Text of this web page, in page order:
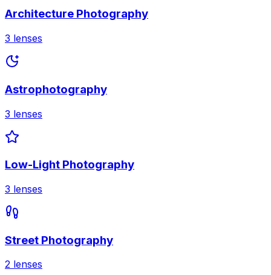
Architecture Photography
3 lenses
Astrophotography
3 lenses
Low-Light Photography
3 lenses
Street Photography
2 lenses